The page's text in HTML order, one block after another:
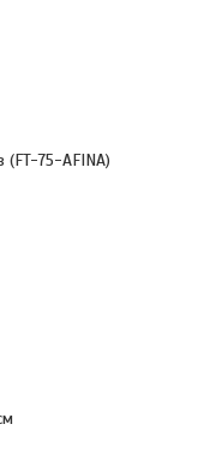
75-AFINA)